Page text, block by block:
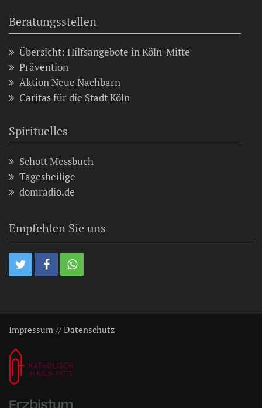
Beratungsstellen
Übersicht: Hilfsangebote in Köln-Mitte
Prävention
Aktion Neue Nachbarn
Caritas für die Stadt Köln
Spirituelles
Schott Messbuch
Tagesheilige
domradio.de
Empfehlen Sie uns
Impressum //Datenschutz